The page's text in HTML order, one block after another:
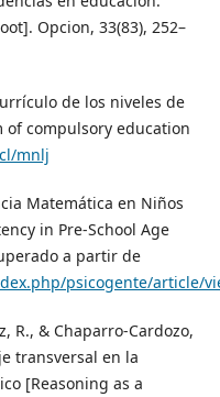
Opcion, 33(83), 252–
de los niveles de
compulsory education
mnlj
Matemática en Niños
in Pre-School Age
a partir de
psicogente/article/
R., & Chaparro-Cardozo,
transversal en la
[Reasoning as a